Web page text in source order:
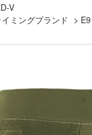
V
ミングブランド > E9